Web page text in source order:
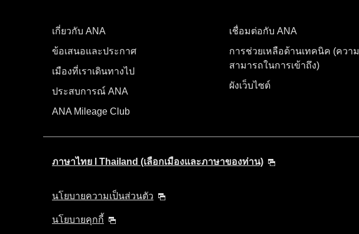
เกี่ยวกับ ANA
ข้อเสนอและประกาศ
เมืองที่เราเดินทางไป
ประสบการณ์ ANA
ANA Mileage Club
เชื่อมต่อกับ ANA
การช่วยเหลือด้านเทคนิค (ความ
สามารถในการเข้าถึง)
ผังเว็บไซต์
ภาษาไทย l Thailand (เลือกเมืองและภาษาของท่าน)
นโยบายความเป็นส่วนตัว
นโยบายคุกกี้